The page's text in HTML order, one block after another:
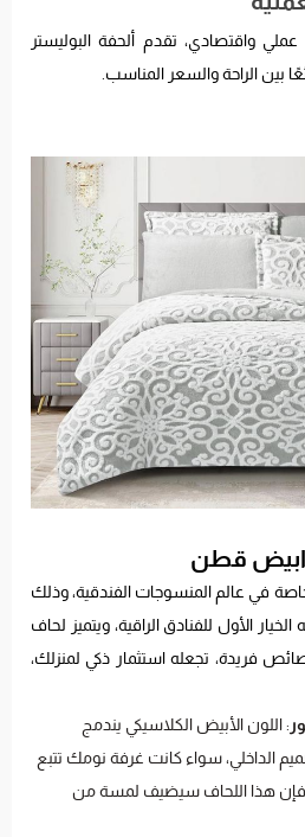
واقتصادي، تقدم ألحفة البوليستر
بين الراحة والسعر المناسب.
ابيض قطن
في عالم المنسوجات الفندقية، وذلك
الأول للفنادق الراقية، ويتميز لحاف
فريدة، تجعله استثمار ذكي لمنزلك،
: اللون الأبيض الكلاسيكي يندمج
الداخلي، سواء كانت غرفة نومك تتبع
فإن هذا اللحاف سيضيف لمسة من